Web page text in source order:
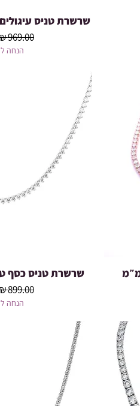
שרשרת טניס
מחיר‏969.00 ‏₪
הנחה
שרשרת טניס כסף
מחיר‏899.00 ‏₪
הנחה